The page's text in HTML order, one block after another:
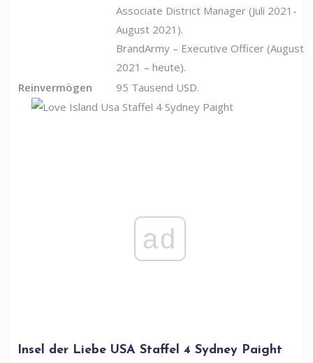
Associate District Manager (Juli 2021-
August 2021).
BrandArmy – Executive Officer (August
2021 – heute).
Reinvermögen
95 Tausend USD.
ad
Insel der Liebe USA Staffel 4 Sydney Paight